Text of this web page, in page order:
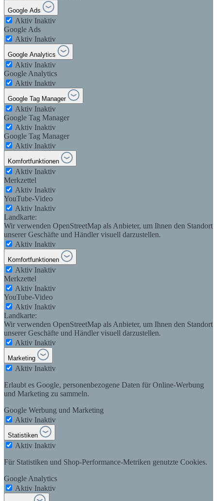
Google Ads
Aktiv Inaktiv
Google Ads
Aktiv Inaktiv
Google Analytics
Aktiv Inaktiv
Google Analytics
Aktiv Inaktiv
Google Tag Manager
Aktiv Inaktiv
Google Tag Manager
Aktiv Inaktiv
Google Tag Manager
Aktiv Inaktiv
Komfortfunktionen
Aktiv Inaktiv
Merkzettel
Aktiv Inaktiv
YouTube-Video
Aktiv Inaktiv
Landkarte:
Wir verwenden OpenStreetMap als Anbieter, um Ihnen den Standort
unserer Geschäfte und Händler visuell darzustellen.
Aktiv Inaktiv
Komfortfunktionen
Aktiv Inaktiv
Merkzettel
Aktiv Inaktiv
YouTube-Video
Aktiv Inaktiv
Landkarte:
Wir verwenden OpenStreetMap als Anbieter, um Ihnen den Standort
unserer Geschäfte und Händler visuell darzustellen.
Aktiv Inaktiv
Marketing
Aktiv Inaktiv
Erlaubt es Google, personenbezogene Daten für Online-Werbung
und Marketing zu sammeln.
Google Werbung und Marketing
Aktiv Inaktiv
Statistiken
Aktiv Inaktiv
Für Statistiken und Shop-Performance-Metriken genutzte Cookies.
Google Analytics
Aktiv Inaktiv